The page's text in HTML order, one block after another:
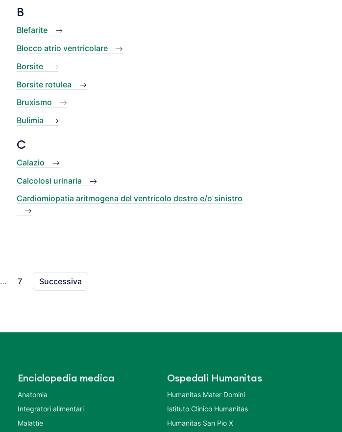
B
Blefarite
Blocco atrio ventricolare
Borsite
Borsite rotulea
Bruxismo
Bulimia
C
Calazio
Calcolosi urinaria
Cardiomiopatia aritmogena del ventricolo destro e/o sinistro
… 7 Successiva
Enciclopedia medica
Anatomia
Integratori alimentari
Malattie
Ospedali Humanitas
Humanitas Mater Domini
Istituto Clinico Humanitas
Humanitas San Pio X